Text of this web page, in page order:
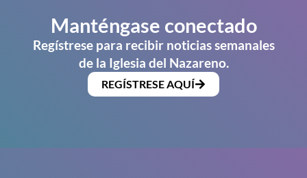
Manténgase conectado
Regístrese para recibir noticias semanales
de la Iglesia del Nazareno.
REGÍSTRESE AQUÍ